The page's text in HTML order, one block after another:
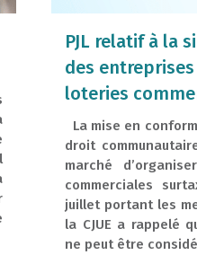
PJL relatif à la
des
loteries
La mise en
droit
marché
commerciales
juillet portant les
la CJUE a rappelé
ne peut être